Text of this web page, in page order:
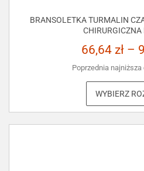
BRANSOLETKA TURMALIN
66,64 zł –
Poprzednia najniższa
WYBIERZ